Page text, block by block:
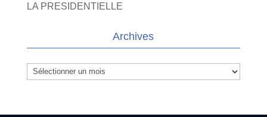
LA PRESIDENTIELLE
Archives
Archives